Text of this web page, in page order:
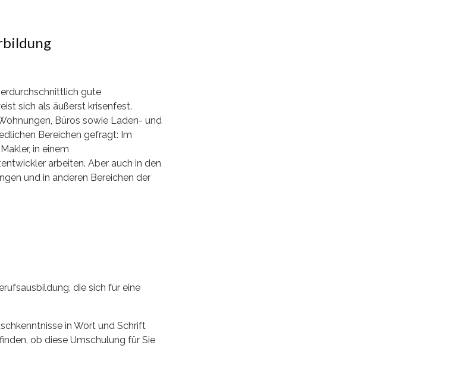
gute
sich als äußerst krisenfest.
Büros sowie Laden- und
Bereichen gefragt: Im
in einem
arbeiten. Aber auch in den
und in anderen Bereichen der
die sich für eine
in Wort und Schrift
ob diese Umschulung für Sie